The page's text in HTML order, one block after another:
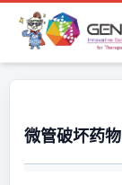
微管破坏药